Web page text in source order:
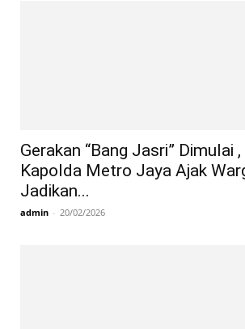
Gerakan “Bang Jasri” Dimulai ,
Kapolda Metro Jaya Ajak
Jadikan...
admin - 20/02/2026